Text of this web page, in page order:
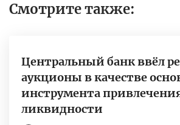
Смотрите также:
Центральный банк ввёл
аукционы в качестве
инструмента
ликвидности